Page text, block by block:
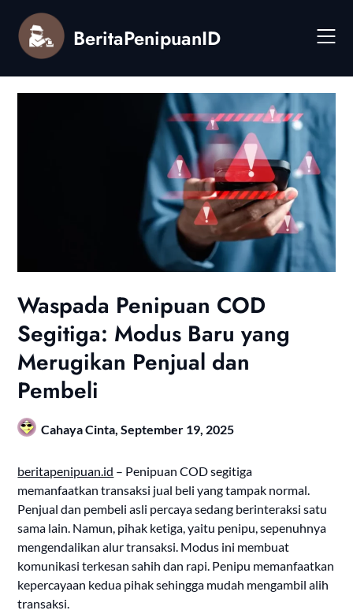
content
BeritaPenipuanID
Waspada Penipuan COD
Segitiga: Modus Baru yang
Merugikan Penjual dan
Pembeli
Cahaya Cinta,September 19, 2025
beritapenipuan.id – Penipuan COD segitiga
memanfaatkan transaksi jual beli yang tampak normal.
Penjual dan pembeli asli percaya sedang berinteraksi satu
sama lain. Namun, pihak ketiga, yaitu penipu, sepenuhnya
mengendalikan alur transaksi. Modus ini membuat
komunikasi terkesan sahih dan rapi. Penipu memanfaatkan
kepercayaan kedua pihak sehingga mudah mengambil alih
transaksi.